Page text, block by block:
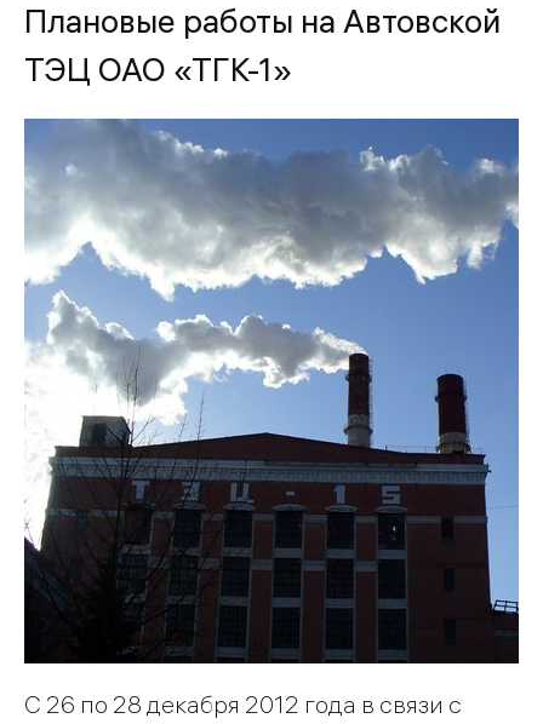
Плановые работы на Автовской
ТЭЦ ОАО «ТГК-1»
С 26 по 28 декабря 2012 года в связи с